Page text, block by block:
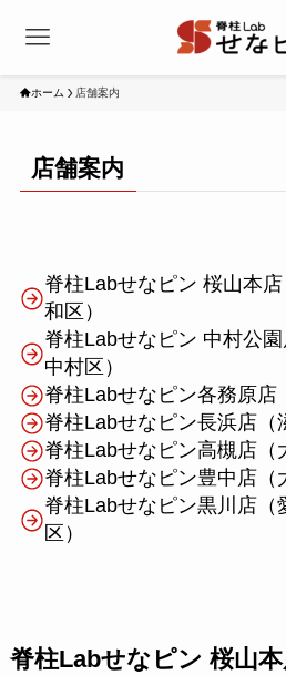
ホーム 店舗案内
店舗案内
脊柱Labせなピン 桜山本
和区）
脊柱Labせなピン 中村公
中村区）
脊柱Labせなピン各務原店
脊柱Labせなピン長浜店（
脊柱Labせなピン高槻店（
脊柱Labせなピン豊中店（
脊柱Labせなピン黒川店（
区）
脊柱Labせなピン 桜山